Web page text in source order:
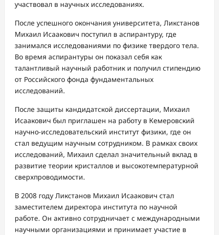
участвовал в научных исследованиях.
После успешного окончания университета, Ликстанов
Михаил Исаакович поступил в аспирантуру, где
занимался исследованиями по физике твердого тела.
Во время аспирантуры он показал себя как
талантливый научный работник и получил стипендию
от Российского фонда фундаментальных
исследований.
После защиты кандидатской диссертации, Михаил
Исаакович был приглашен на работу в Кемеровский
научно-исследовательский институт физики, где он
стал ведущим научным сотрудником. В рамках своих
исследований, Михаил сделал значительный вклад в
развитие теории кристаллов и высокотемпературной
сверхпроводимости.
В 2008 году Ликстанов Михаил Исаакович стал
заместителем директора института по научной
работе. Он активно сотрудничает с международными
научными организациями и принимает участие в